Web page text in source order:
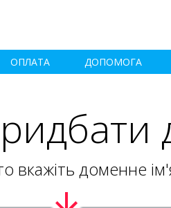
ОПЛАТА ДОПОМОГА
вкажіть доменне